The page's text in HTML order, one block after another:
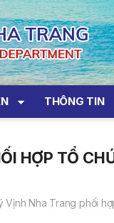
THÔNG TIN
HỢP TỔ
Vịnh Nha Trang phối